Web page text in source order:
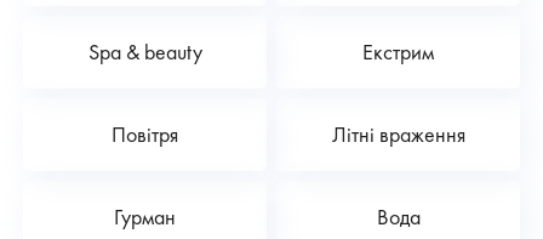
Spa & beauty Екстрим
Повітря Літні враження
Гурман Вода